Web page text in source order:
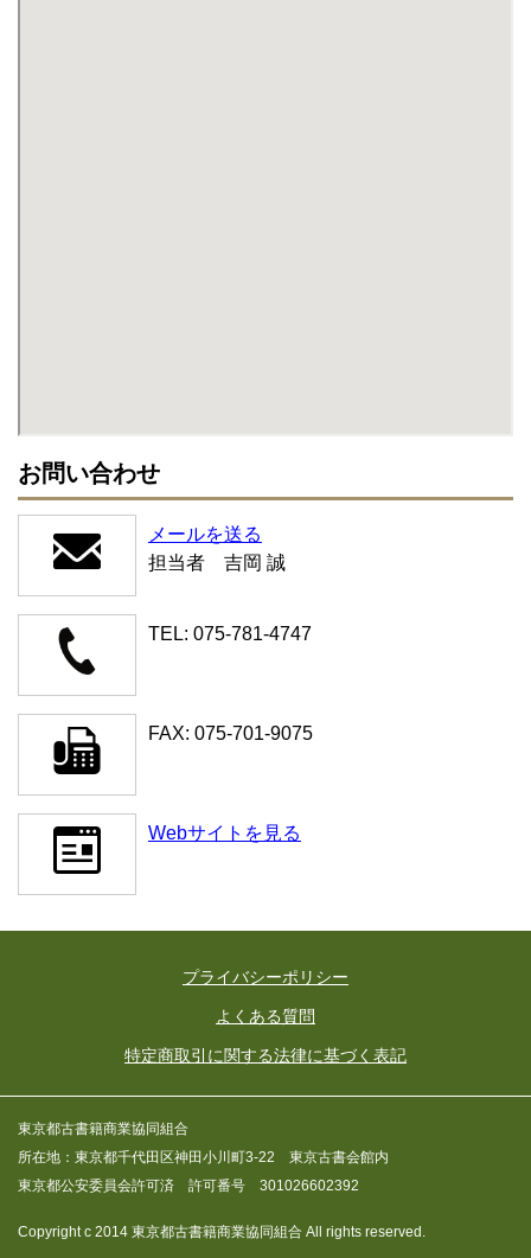
お問い合わせ
メールを送る
担当者 吉岡 誠
TEL: 075-781-4747
FAX: 075-701-9075
Webサイトを見る
プライバシーポリシー
よくある質問
特定商取引に関する法律に基づく表記
東京都古書籍商業協同組合
所在地：東京都千代田区神田小川町3-22 東京古書会館内
東京都公安委員会許可済 許可番号 301026602392
Copyright c 2014 東京都古書籍商業協同組合 All rights reserved.